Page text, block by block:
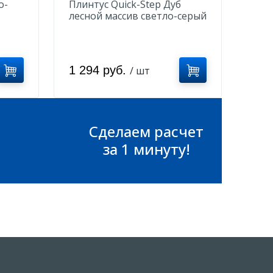
Плинтус Quick-Step Дуб
лесной массив светло-серый
1 294 руб. / шт
Сделаем расчет
за 1 минуту!